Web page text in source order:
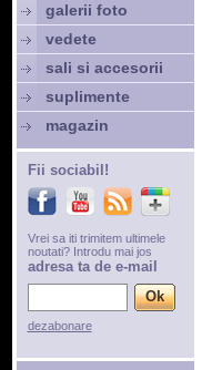
galerii foto
vedete
sali si accesorii
suplimente
magazin
Fii sociabil!
Vrei sa iti trimitem ultimele
noutati? Introdu mai jos
adresa ta de e-mail
dezabonare